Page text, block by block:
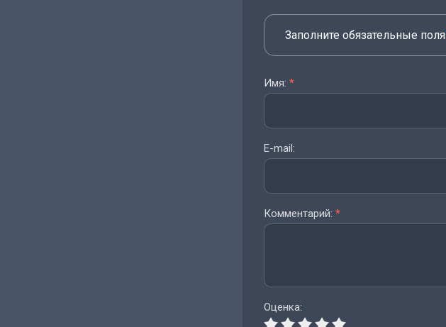
Заполните обязательные поля
Имя: *
E-mail:
Комментарий: *
Оценка: